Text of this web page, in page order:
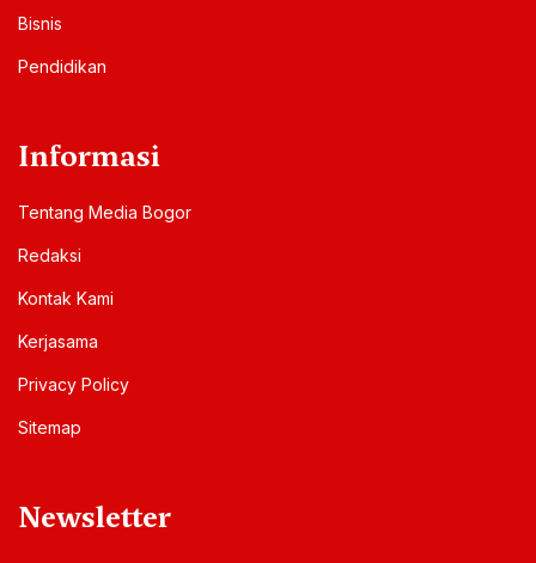
Bisnis
Pendidikan
Informasi
Tentang Media Bogor
Redaksi
Kontak Kami
Kerjasama
Privacy Policy
Sitemap
Newsletter